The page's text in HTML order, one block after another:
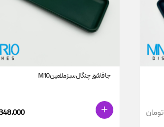
تومان
جا قاشق چنگال سبز ملامین M10
348,000